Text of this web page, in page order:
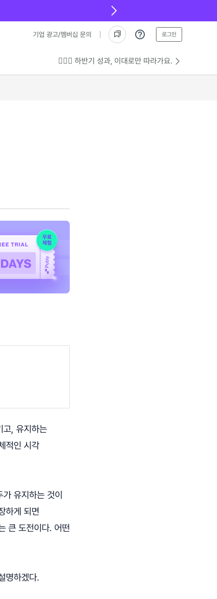
기업 광고/멤버십 문의 로그인
💁🏻‍♂️ 하반기 성과, 이대로만 따라가요.
고, 유지하는
적인 시각
유지하는 것이
하게 되면
큰 도전이다. 어떤
명하겠다.